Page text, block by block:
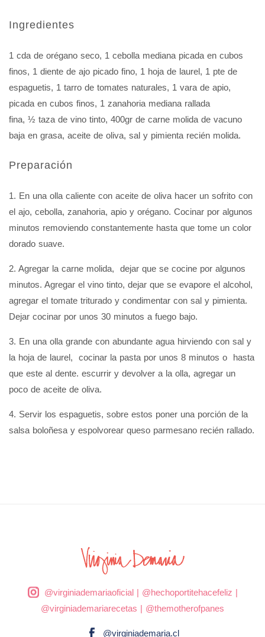
Ingredientes
1 cda de orégano seco, 1 cebolla mediana picada en cubos
finos, 1 diente de ajo picado fino, 1 hoja de laurel, 1 pte de
espaguetis, 1 tarro de tomates naturales, 1 vara de apio,
picada en cubos finos, 1 zanahoria mediana rallada
fina, ½ taza de vino tinto, 400gr de carne molida de vacuno
baja en grasa, aceite de oliva, sal y pimienta recién molida.
Preparación
1. En una olla caliente con aceite de oliva hacer un sofrito con
el ajo, cebolla, zanahoria, apio y orégano. Cocinar por algunos
minutos removiendo constantemente hasta que tome un color
dorado suave.
2. Agregar la carne molida, dejar que se cocine por algunos
minutos. Agregar el vino tinto, dejar que se evapore el alcohol,
agregar el tomate triturado y condimentar con sal y pimienta.
Dejar cocinar por unos 30 minutos a fuego bajo.
3. En una olla grande con abundante agua hirviendo con sal y
la hoja de laurel, cocinar la pasta por unos 8 minutos o hasta
que este al dente. escurrir y devolver a la olla, agregar un
poco de aceite de oliva.
4. Servir los espaguetis, sobre estos poner una porción de la
salsa boloñesa y espolvorear queso parmesano recién rallado.
@virginiademariaoficial| @hechoportitehacefeliz |
@virginiademariarecetas | @themotherofpanes
@virginiademaria.cl